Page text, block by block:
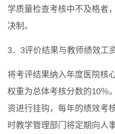
学质量检查考核中不及格者
决制。
3．3评价结果与教师绩效工
将考评结果纳入年度医院核
权重为总体考核分数的10％
资进行挂钩，每年的绩效考
时教学管理部门将定期向人